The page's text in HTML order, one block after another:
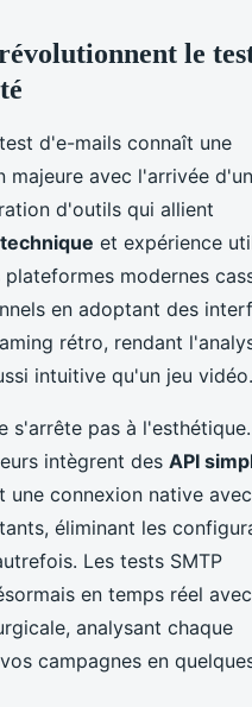
le
d'e-mails connaît une
majeure avec l'arrivée
d'outils qui allient
et expérience
plateformes modernes
en adoptant des
rétro, rendant
intuitive qu'un jeu vidéo.
s'arrête pas à
intègrent des API
une connexion native
éliminant les
Les tests SMTP
en temps réel
analysant chaque
campagnes en